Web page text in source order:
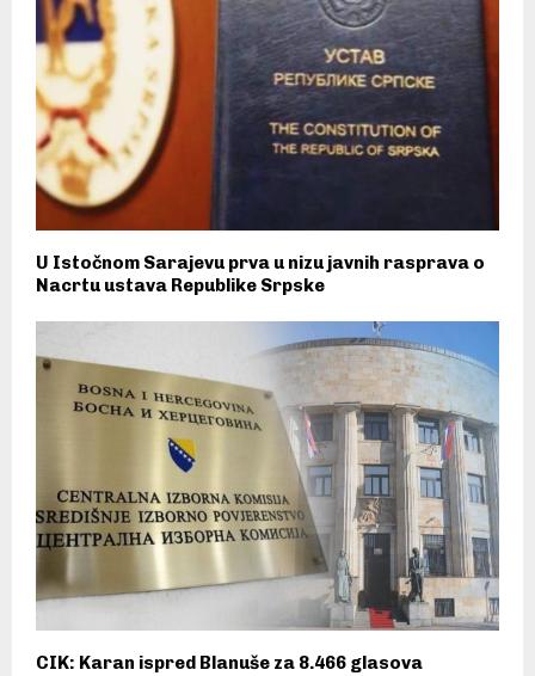
U Istočnom Sarajevu prva u nizu javnih rasprava o
Nacrtu ustava Republike Srpske
CIK: Karan ispred Blanuše za 8.466 glasova